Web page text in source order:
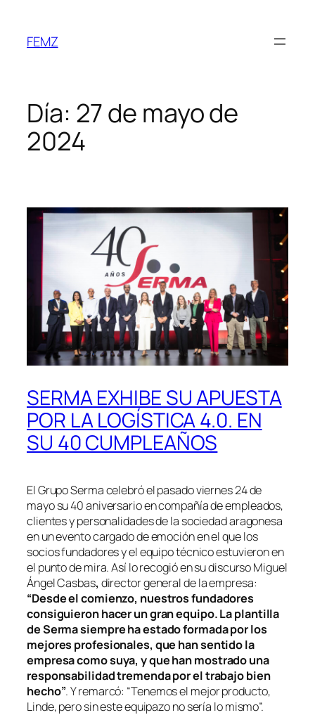
FEMZ
Día: 27 de mayo de
2024
SERMA EXHIBE SU APUESTA
POR LA LOGÍSTICA 4.0. EN
SU 40 CUMPLEAÑOS
El Grupo Serma celebró el pasado viernes 24 de
mayo su 40 aniversario en compañía de empleados,
clientes y personalidades de la sociedad aragonesa
en un evento cargado de emoción en el que los
socios fundadores y el equipo técnico estuvieron en
el punto de mira. Así lo recogió en su discurso Miguel
Ángel Casbas, director general de la empresa:
“Desde el comienzo, nuestros fundadores
consiguieron hacer un gran equipo. La plantilla
de Serma siempre ha estado formada por los
mejores profesionales, que han sentido la
empresa como suya, y que han mostrado una
responsabilidad tremenda por el trabajo bien
hecho”. Y remarcó: “Tenemos el mejor producto,
Linde, pero sin este equipazo no sería lo mismo”.